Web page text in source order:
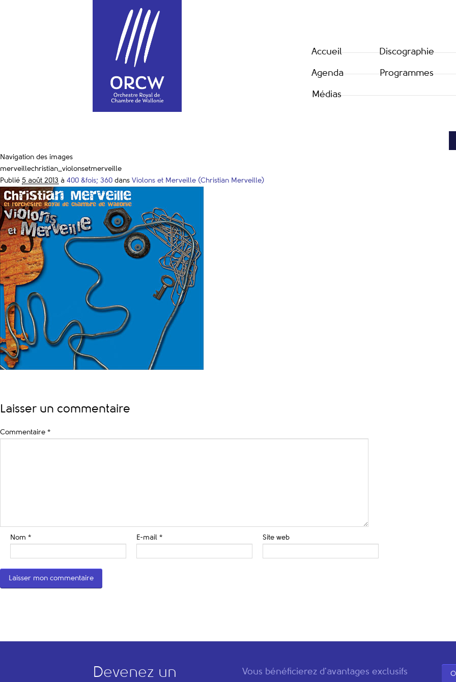
Accueil
Agenda
Médias
Discographie
Programmes
Navigation des images
merveillechristian_violonsetmerveille
Publié 5 août 2013 à 400 &fois; 360 dans Violons et Merveille (Christian Merveille)
Laisser un commentaire
Commentaire *
Nom * E-mail * Site web
Devenez un
Vous bénéficierez d'avantages exclusifs